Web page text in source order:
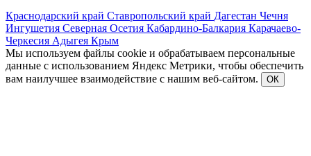
Краснодарский край Ставропольский край Дагестан Чечня
Ингушетия Северная Осетия Кабардино-Балкария Карачаево-
Черкесия Адыгея Крым
Мы используем файлы cookie и обрабатываем персональные
данные с использованием Яндекс Метрики, чтобы обеспечить
вам наилучшее взаимодействие с нашим веб-сайтом.
ОК